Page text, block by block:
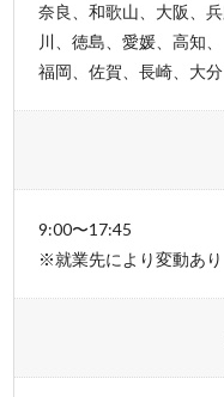
奈良、和歌山、大阪、
川、徳島、愛媛、高知、
福岡、佐賀、長崎、大
9:00〜17:45
※就業先により変動あり